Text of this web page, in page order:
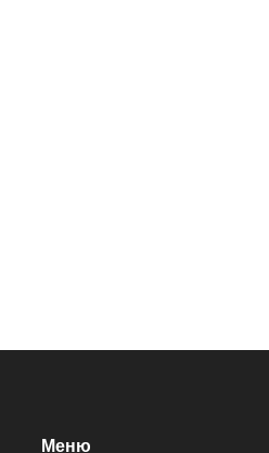
Меню